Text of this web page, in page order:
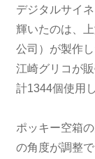
デジタルサイ
輝いたのは、
公司）が製作
江崎グリコが
計1344個使用
ポッキー空箱
の角度が調整